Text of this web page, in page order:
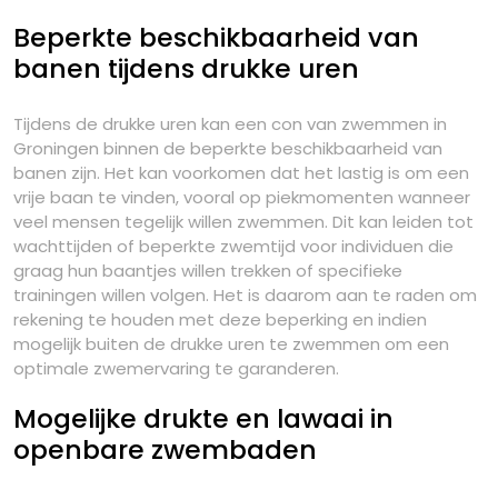
Beperkte beschikbaarheid van
banen tijdens drukke uren
Tijdens de drukke uren kan een con van zwemmen in
Groningen binnen de beperkte beschikbaarheid van
banen zijn. Het kan voorkomen dat het lastig is om een
vrije baan te vinden, vooral op piekmomenten wanneer
veel mensen tegelijk willen zwemmen. Dit kan leiden tot
wachttijden of beperkte zwemtijd voor individuen die
graag hun baantjes willen trekken of specifieke
trainingen willen volgen. Het is daarom aan te raden om
rekening te houden met deze beperking en indien
mogelijk buiten de drukke uren te zwemmen om een
optimale zwemervaring te garanderen.
Mogelijke drukte en lawaai in
openbare zwembaden